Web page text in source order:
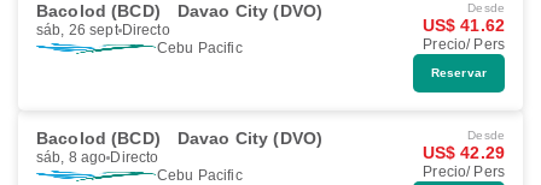
Bacolod (BCD) Davao City (DVO)
sáb, 26 sept Directo
Cebu Pacific
Desde
US$ 41.62
Precio/ Pers
Reservar
Bacolod (BCD) Davao City (DVO)
sáb, 8 ago Directo
Cebu Pacific
Desde
US$ 42.29
Precio/ Pers